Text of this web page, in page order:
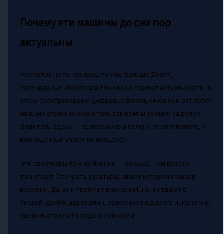
Почему эти машины до сих пор
актуальны
Несмотря на то что прошло уже больше 20 лет,
легендарные спорткары Японии не теряют актуальности. В
эпоху электрокаров и цифровых помощников они остаются
живым напоминанием о том, как важны эмоции за рулём.
Водитель здесь — не пассажир в салоне на автопилоте, а
полноценный участник процесса.
Эти спорткары 90-х из Японии — больше, чем просто
транспорт. Это часть культуры, живая история и вызов
времени. Да, они требуют вложений, но и отдают с
лихвой: драйв, адреналин, уважение на дороге и, конечно,
удовольствие от каждого поворота.